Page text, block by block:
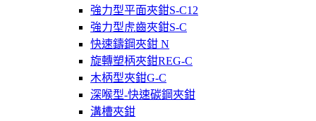
強力型平面夾鉗S-C12
強力型虎齒夾鉗S-C
快速鑄鋼夾鉗 N
旋轉塑柄夾鉗REG-C
木柄型夾鉗G-C
深喉型-快速碳鋼夾鉗
溝槽夾鉗